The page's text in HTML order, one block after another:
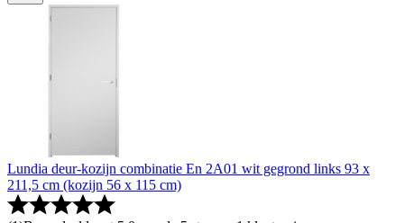
Lundia deur-kozijn combinatie En 2A01 wit gegrond links 93 x
211,5 cm (kozijn 56 x 115 cm)